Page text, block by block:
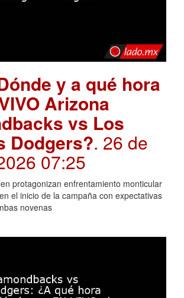
y a qué hora
Arizona
vs Los
Dodgers?. 26 de
07:25
protagonizan enfrentamiento monticular
el inicio de la campaña con expectativas
novenas